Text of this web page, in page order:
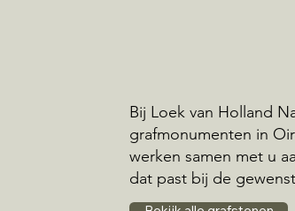
Bij Loek van Holland
grafmonumenten in
werken samen met u
dat past bij de